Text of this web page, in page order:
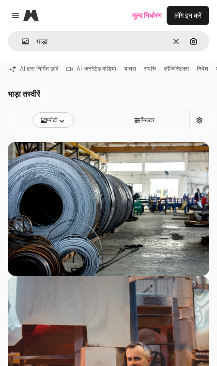
Close menu
Magnific
साफ़ इमेज से
मूल्य निर्धारण लॉग इन करें
AI द्वारा निर्मित छवि AI-जनरेटेड वीडियो यात्रा संपत्ति लॉजिस्टिक्स निवेश
भाड़ा तस्वीरें
फोटो फ़िल्टर